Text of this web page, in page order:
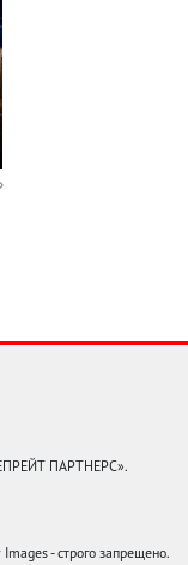
ПАРТНЕРС».
- строго запрещено.